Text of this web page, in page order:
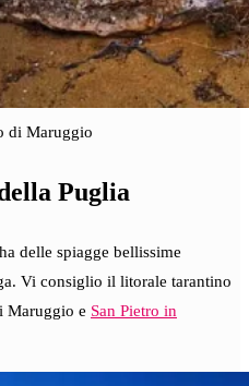
di Maruggio
Puglia
delle spiagge bellissime
Vi consiglio il litorale tarantino
Maruggio e San Pietro in